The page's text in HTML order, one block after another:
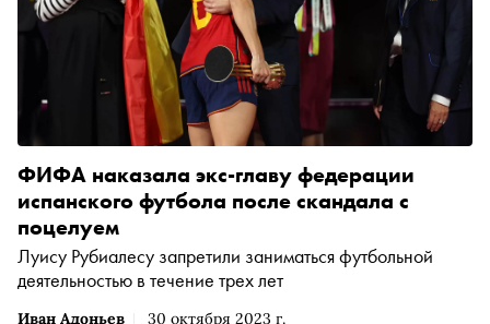
Иван Адоньев 30 октября 2023 г.
ФИФА наказала экс-главу федерации
испанского футбола после скандала с
поцелуем
Луису Рубиалесу запретили заниматься футбольной
деятельностью в течение трех лет